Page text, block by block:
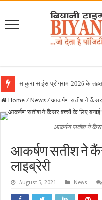
साकुरा साइंस प्रोग्राम-2026 के तहत
Home / News / आकर्षण सतीश ने कैंसर
आकर्षण सतीश ने कैंसर
आकर्षण सतीश ने
लाइब्रेरी
August 7, 2021 News